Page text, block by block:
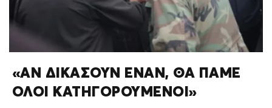
«ΑΝ ΔΙΚΑΣΟΥΝ ΕΝΑΝ, ΘΑ ΠΑΜΕ
ΟΛΟΙ ΚΑΤΗΓΟΡΟΥΜΕΝΟΙ»